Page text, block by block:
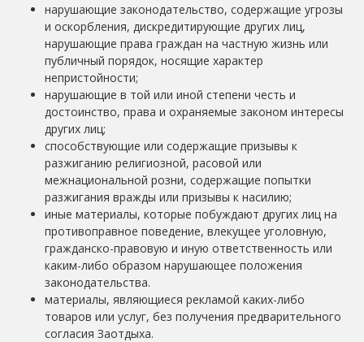
нарушающие законодательство, содержащие угрозы
и оскорбления, дискредитирующие других лиц,
нарушающие права граждан на частную жизнь или
публичный порядок, носящие характер
непристойности;
нарушающие в той или иной степени честь и
достоинство, права и охраняемые законом интересы
других лиц;
способствующие или содержащие призывы к
разжиганию религиозной, расовой или
межнациональной розни, содержащие попытки
разжигания вражды или призывы к насилию;
иные материалы, которые побуждают других лиц на
противоправное поведение, влекущее уголовную,
гражданско-правовую и иную ответственность или
каким-либо образом нарушающее положения
законодательства.
материалы, являющиеся рекламой каких-либо
товаров или услуг, без получения предварительного
согласия Заотдыха.